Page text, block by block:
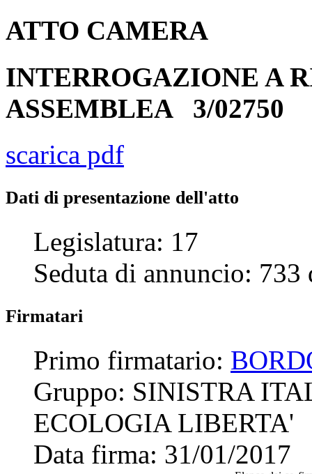
ATTO CAMERA
INTERROGAZIONE A
ASSEMBLEA 3/02750
scarica pdf
Dati di presentazione dell'atto
Legislatura: 17
Seduta di annuncio: 733
Firmatari
Primo firmatario:
Gruppo: SINISTRA
ECOLOGIA LIBERTA'
Data firma: 31/01/2017